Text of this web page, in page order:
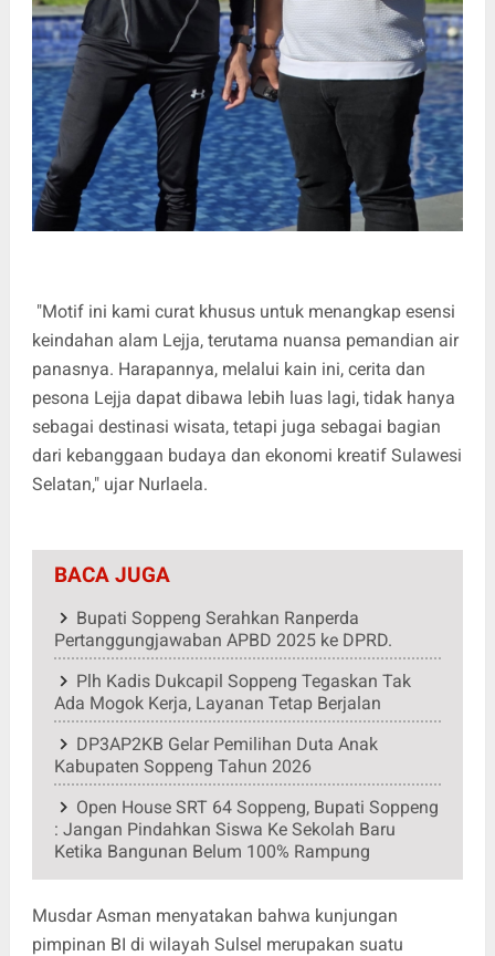
"Motif ini kami curat khusus untuk menangkap esensi
keindahan alam Lejja, terutama nuansa pemandian air
panasnya. Harapannya, melalui kain ini, cerita dan
pesona Lejja dapat dibawa lebih luas lagi, tidak hanya
sebagai destinasi wisata, tetapi juga sebagai bagian
dari kebanggaan budaya dan ekonomi kreatif Sulawesi
Selatan," ujar Nurlaela.
BACA JUGA
Bupati Soppeng Serahkan Ranperda
Pertanggungjawaban APBD 2025 ke DPRD.
Plh Kadis Dukcapil Soppeng Tegaskan Tak
Ada Mogok Kerja, Layanan Tetap Berjalan
DP3AP2KB Gelar Pemilihan Duta Anak
Kabupaten Soppeng Tahun 2026
Open House SRT 64 Soppeng, Bupati Soppeng
: Jangan Pindahkan Siswa Ke Sekolah Baru
Ketika Bangunan Belum 100% Rampung
Musdar Asman menyatakan bahwa kunjungan
pimpinan BI di wilayah Sulsel merupakan suatu